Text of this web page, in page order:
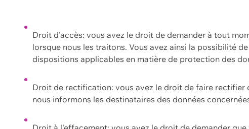
Droit d'accès: vous avez le droit de demander à tout
lorsque nous les traitons. Vous avez ainsi la possibilité
dispositions applicables en matière de protection des
Droit de rectification: vous avez le droit de faire rectifier
nous informons les destinataires des données